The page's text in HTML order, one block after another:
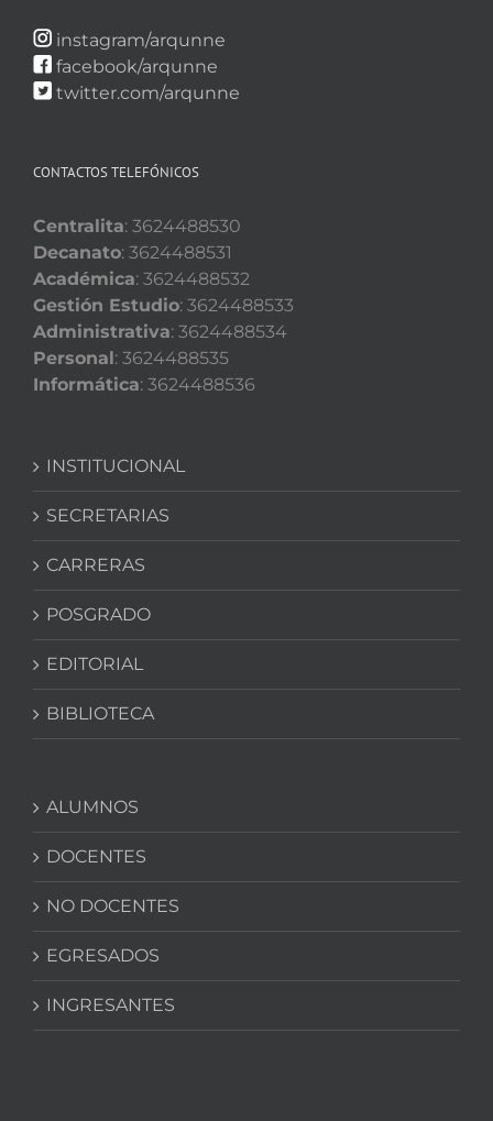
instagram/arqunne
facebook/arqunne
twitter.com/arqunne
CONTACTOS TELEFÓNICOS
Centralita: 3624488530
Decanato: 3624488531
Académica: 3624488532
Gestión Estudio: 3624488533
Administrativa: 3624488534
Personal: 3624488535
Informática: 3624488536
INSTITUCIONAL
SECRETARIAS
CARRERAS
POSGRADO
EDITORIAL
BIBLIOTECA
ALUMNOS
DOCENTES
NO DOCENTES
EGRESADOS
INGRESANTES